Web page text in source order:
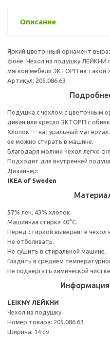
Описание
Яркий цветочный орнамент
фоне. Чехол на подушку ЛЕЙКНИ
мягкой мебели ЭКТОРП из такой
Артикул: 205.086.63
Подушка с чехлом с цветочным
диван или кресло ЭКТОРП с
Хлопок — натуральный материал.
ее можно стирать в машине.
Благодаря молнии чехол легко
Подходит для внутренней
Дизайнер:
IKEA of Sweden
57% лен, 43% хлопок
Машинная стирка 40°С.
Перед стиркой выверните чехол
Не отбеливать.
Не сушить в стиральной машине.
Гладить в среднем
Не подвергать химической чистке.
Информация
LEIKNY ЛЕЙКНИ
Чехол на подушку
Номер товара: 205.086.63
Ширина: 14 см